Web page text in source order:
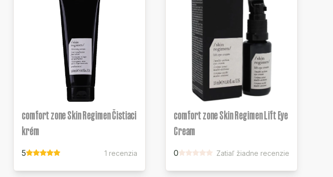
comfort zone Skin Regimen Čistiaci
krém
5 1 recenzia
comfort zone Skin Regimen Lift Eye
Cream
0 Zatiaľ žiadne recenzie